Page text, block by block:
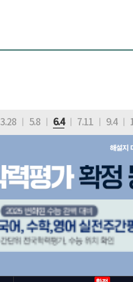
3.28 5.8 6.4ㅣ 7.11 9.4ㅣ